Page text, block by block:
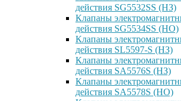
действия SG5532SS (НЗ)
Клапаны
действия SG5534SS (НО)
Клапаны
действия SL5597-S (НЗ)
Клапаны
действия SA5576S (НЗ)
Клапаны
действия SA5578S (НО)